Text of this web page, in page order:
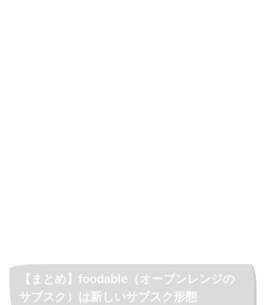
【まとめ】foodable（オーブンレンジの
サブスク）は新しいサブスク形態